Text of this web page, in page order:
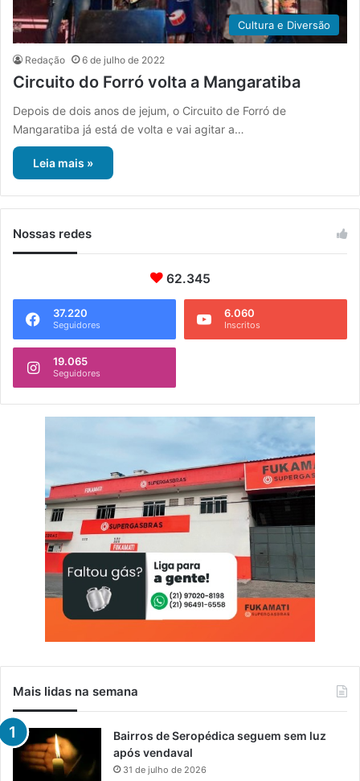
Cultura e Diversão
Redação 6 de julho de 2022
Circuito do Forró volta a Mangaratiba
Depois de dois anos de jejum, o Circuito de Forró de
Mangaratiba já está de volta e vai agitar a…
Leia mais »
Nossas redes
62.345
37.220
Seguidores
6.060
Inscritos
19.065
Seguidores
Mais lidas na semana
Bairros de Seropédica seguem sem luz
após vendaval
31 de julho de 2026